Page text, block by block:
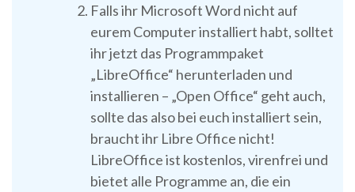
Falls ihr Microsoft Word nicht auf
eurem Computer installiert habt, solltet
ihr jetzt das Programmpaket
„LibreOffice“ herunterladen und
installieren – „Open Office“ geht auch,
sollte das also bei euch installiert sein,
braucht ihr Libre Office nicht!
LibreOffice ist kostenlos, virenfrei und
bietet alle Programme an, die ein